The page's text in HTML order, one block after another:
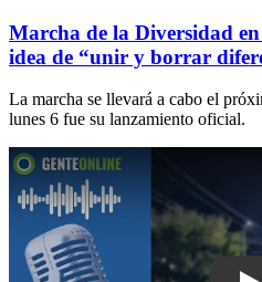
Marcha de la Diversidad
idea de “unir y borrar
La marcha se llevará a cabo el
lunes 6 fue su lanzamiento oficial.